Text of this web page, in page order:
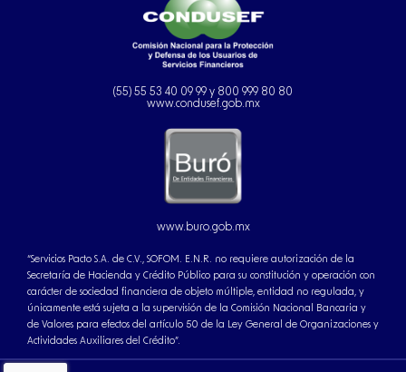
(55) 55 53 40 09 99 y 800 999 80 80
www.condusef.gob.mx
www.buro.gob.mx
“Servicios Pacto S.A. de C.V., SOFOM. E.N.R. no requiere autorización de la
Secretaría de Hacienda y Crédito Público para su constitución y operación con
carácter de sociedad financiera de objeto múltiple, entidad no regulada, y
únicamente está sujeta a la supervisión de la Comisión Nacional Bancaria y
de Valores para efectos del artículo 50 de la Ley General de Organizaciones y
Actividades Auxiliares del Crédito”.